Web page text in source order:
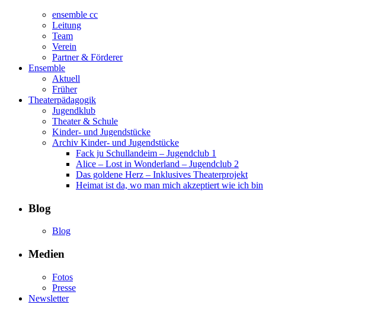
ensemble cc
Leitung
Team
Verein
Partner & Förderer
Ensemble
Aktuell
Früher
Theaterpädagogik
Jugendklub
Theater & Schule
Kinder- und Jugendstücke
Archiv Kinder- und Jugendstücke
Fack ju Schullandeim – Jugendclub 1
Alice – Lost in Wonderland – Jugendclub 2
Das goldene Herz – Inklusives Theaterprojekt
Heimat ist da, wo man mich akzeptiert wie ich bin
Blog
Blog
Medien
Fotos
Presse
Newsletter